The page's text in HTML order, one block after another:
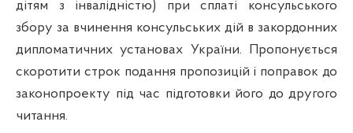
дітям з інвалідністю) при сплаті консульського
збору за вчинення консульських дій в закордонних
дипломатичних установах України.
Пропонується
скоротити строк подання пропозицій і поправок до
законопроекту під час підготовки його до другого
читання.